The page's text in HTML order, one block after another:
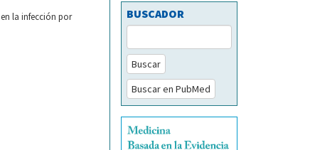
la infección por
BUSCADOR
Buscar
Buscar en PubMed